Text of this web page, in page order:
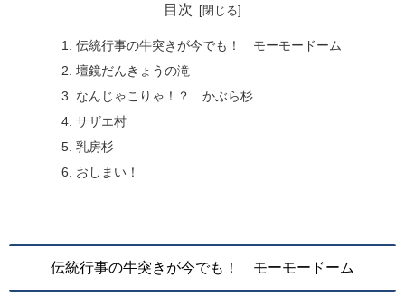
目次
伝統行事の牛突きが今でも！ モーモードーム
壇鏡だんきょうの滝
なんじゃこりゃ！？ かぶら杉
サザエ村
乳房杉
おしまい！
伝統行事の牛突きが今でも！ モーモードーム